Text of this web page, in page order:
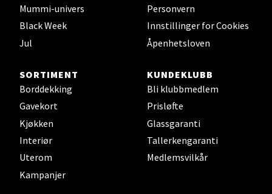
Mummi-univers
Black Week
Jul
Personvern
Innstillinger for Cookies
Åpenhetsloven
SORTIMENT
Borddekking
Gavekort
Kjøkken
Interiør
Uterom
Kampanjer
KUNDEKLUBB
Bli klubbmedlem
Prisløfte
Glassgaranti
Tallerkengaranti
Medlemsvilkår
Steinkjer - Thon Senter Steinkjer
Sjøfartsgata 2, 7714 Steinkjer
Åpent i dag 10-20